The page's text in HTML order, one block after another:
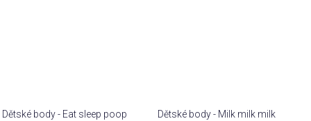
Dětské body - Eat sleep poop Dětské body - Milk milk milk